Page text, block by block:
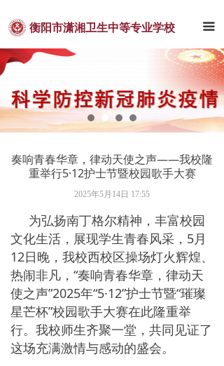
衡阳市潇湘卫生中等专业学校 끀
首页
潇卫概况
通知公告
学团工作
联系我们
奏响青春华章，律动天使之声——我校隆
重举行5·12护士节暨校园歌手大赛
为弘扬南丁格尔精神，丰富校园
文化生活，展现学生青春风采，5月
12日晚，我校西校区操场灯火辉煌、
热闹非凡，“奏响青春华章，律动天
使之声”2025年“5·12”护士节暨“璀璨
星芒杯”校园歌手大赛在此隆重举
行。我校师生齐聚一堂，共同见证了
这场充满激情与感动的盛会。
2025年5月14日 17:55